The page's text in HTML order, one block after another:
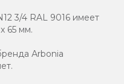
3/4 RAL 9016 имеет
65 мм.
Аrbonia